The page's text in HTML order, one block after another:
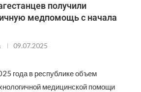
получили
медпомощь с начала
09.07.2025
года в республике объем
медицинской помощи